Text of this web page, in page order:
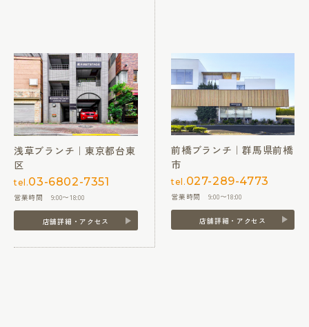
浅草ブランチ｜東京都台東
区
tel.03-6802-7351
営業時間 9:00〜18:00
店舗詳細・アクセス
前橋ブランチ｜群馬県前橋
市
tel. 027-289-4773
営業時間 9:00〜18:00
店舗詳細・アクセス